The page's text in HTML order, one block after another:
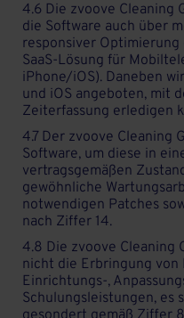
4.6 Die zvoove Cleaning
die Software auch über
responsiver
SaaS-Lösung für
iPhone/iOS). Daneben
und iOS angeboten, mit
Zeiterfassung erledigen
4.7 Der zvoove Cleaning
Software, um diese in
vertragsgemäßen
gewöhnliche
notwendigen Patches
nach Ziffer 14.
4.8 Die zvoove Cleaning
nicht die Erbringung von
Einrichtungs-,
Schulungsleistungen, es